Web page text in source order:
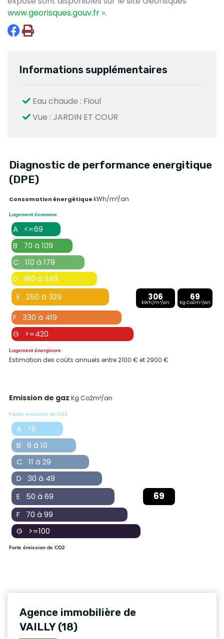
www.georisques.gouv.fr ».
Informations supplémentaires
Eau chaude : Fioul
Vue : JARDIN ET COUR
Diagnostic de performance energitique
(DPE)
Consomation énergétiquekWh/m²/an
Logement économe
A <=69
B 70 à 109
C 110 à 179
D 180 à 249
E 250 à 329
306
kWh/m²/an
69
Kg Co2m²/an
F 330 à 419
G >=420
Logement énergivore
Estimation des coûts annuels entre 2100 € et 2900 €
Emission de gaz Kg Co2m²/an
Faible émission de CO2
A <6
B 6 à 10
C 11 à 29
D 30 à 49
E 50 à 69
69
F 70 à 99
G >=100
Forte émission de CO2
Agence immobilière de
VAILLY (18)